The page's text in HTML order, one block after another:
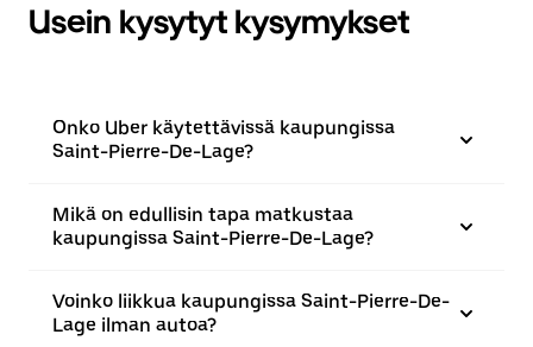
Usein kysytyt kysymykset
Onko Uber käytettävissä kaupungissa
Saint-Pierre-De-Lage?
Mikä on edullisin tapa matkustaa
kaupungissa Saint-Pierre-De-Lage?
Voinko liikkua kaupungissa Saint-Pierre-De-
Lage ilman autoa?